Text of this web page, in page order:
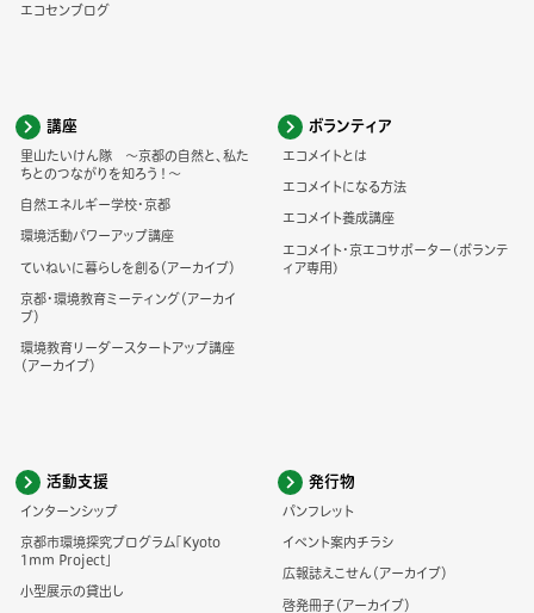
エコセンブログ
講座
里山たいけん隊 ～京都の自然と、私た
ちとのつながりを知ろう！～
自然エネルギー学校・京都
環境活動パワーアップ講座
ていねいに暮らしを創る（アーカイブ）
京都・環境教育ミーティング（アーカイ
ブ）
環境教育リーダースタートアップ講座
（アーカイブ）
ボランティア
エコメイトとは
エコメイトになる方法
エコメイト養成講座
エコメイト・京エコサポーター(ボランテ
ィア専用)
活動支援
インターンシップ
京都市環境探究プログラム「Kyoto
1mm Project」
小型展示の貸出し
発行物
パンフレット
イベント案内チラシ
広報誌えこせん（アーカイブ）
啓発冊子（アーカイブ）